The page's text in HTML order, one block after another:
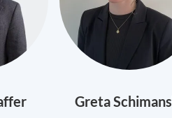
Greta